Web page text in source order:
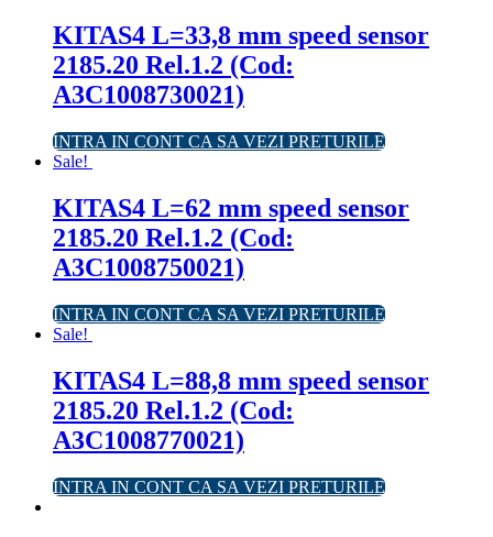
KITAS4 L=33,8 mm speed sensor
2185.20 Rel.1.2 (Cod:
A3C1008730021)
INTRA IN CONT CA SA VEZI PRETURILE
Sale!
KITAS4 L=62 mm speed sensor
2185.20 Rel.1.2 (Cod:
A3C1008750021)
INTRA IN CONT CA SA VEZI PRETURILE
Sale!
KITAS4 L=88,8 mm speed sensor
2185.20 Rel.1.2 (Cod:
A3C1008770021)
INTRA IN CONT CA SA VEZI PRETURILE